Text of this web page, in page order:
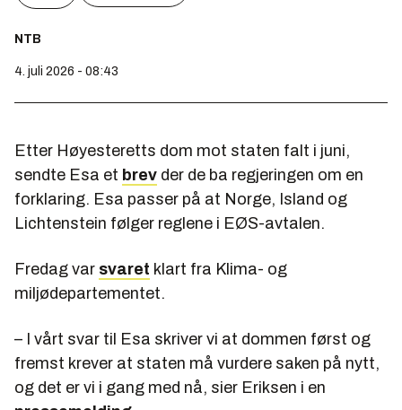
NTB
4. juli 2026 - 08:43
Etter Høyesteretts dom mot staten falt i juni,
sendte Esa et brev der de ba regjeringen om en
forklaring. Esa passer på at Norge, Island og
Lichtenstein følger reglene i EØS-avtalen.
Fredag var svaret klart fra Klima- og
miljødepartementet.
– I vårt svar til Esa skriver vi at dommen først og
fremst krever at staten må vurdere saken på nytt,
og det er vi i gang med nå, sier Eriksen i en